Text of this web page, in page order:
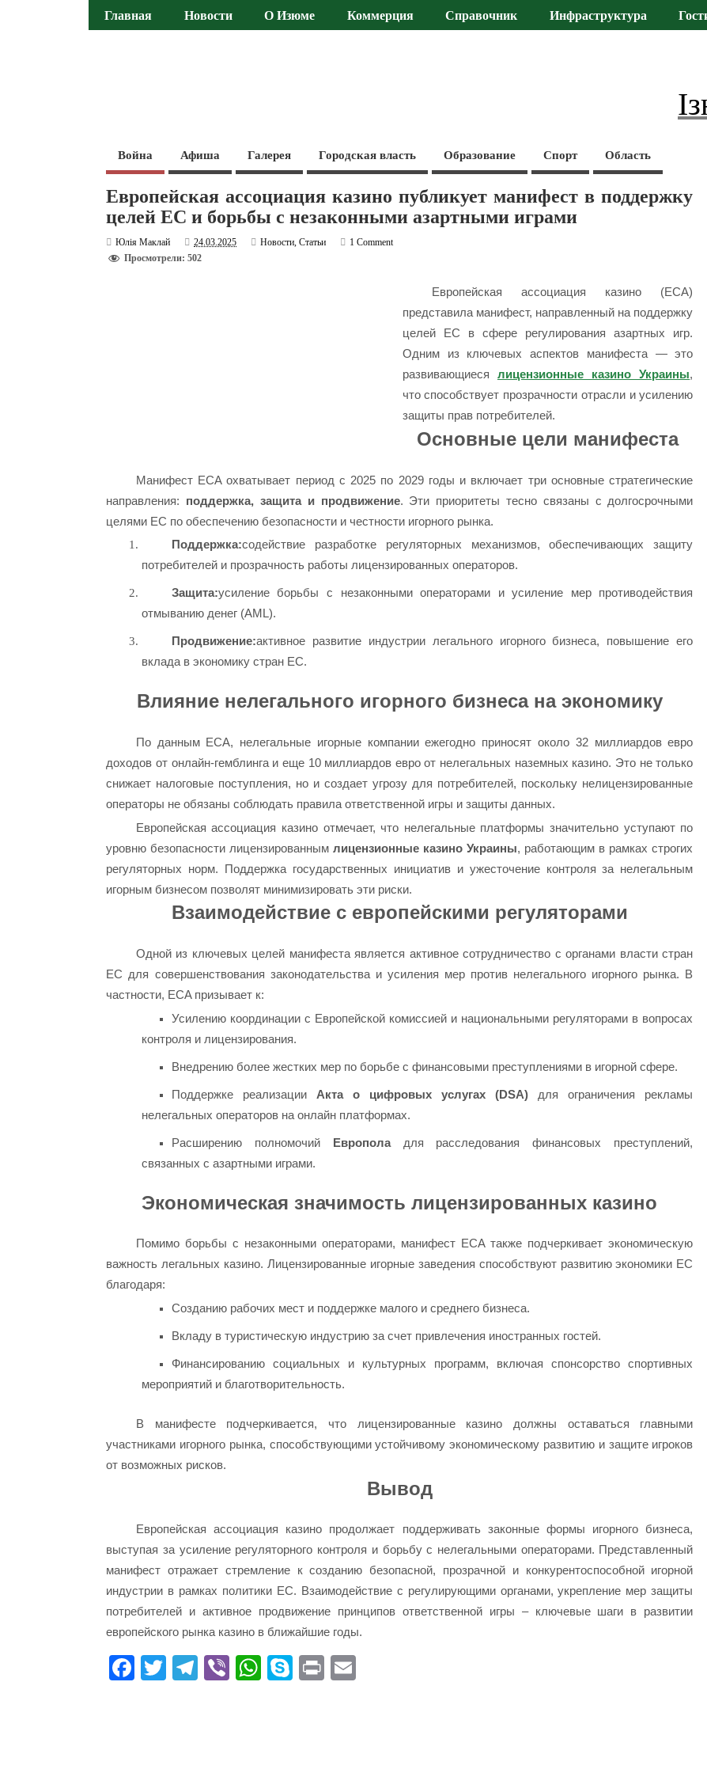
Главная Новости О Изюме Коммерция Справочник Инфраструктура
Война Афиша Галерея Городская власть Образование Спорт Область
Европейская ассоциация казино публикует манифест в поддержку
целей ЕС и борьбы с незаконными азартными играми
Юлія Маклай 24.03.2025 Новости,Статьи
1 Comment
Просмотрели: 502
Европейская ассоциация казино (ECA)
представила манифест, направленный на поддержку
целей ЕС в сфере регулирования азартных игр.
Одним из ключевых аспектов манифеста — это
развивающиеся лицензионные казино Украины,
что способствует прозрачности отрасли и усилению
защиты прав потребителей.
Основные цели манифеста
Манифест ECA охватывает период с 2025 по 2029 годы и включает три основные стратегические
направления: поддержка, защита и продвижение. Эти приоритеты тесно связаны с долгосрочными
целями ЕС по обеспечению безопасности и честности игорного рынка.
Поддержка:содействие разработке регуляторных механизмов, обеспечивающих защиту
потребителей и прозрачность работы лицензированных операторов.
Защита:усиление борьбы с незаконными операторами и усиление мер противодействия
отмыванию денег (AML).
Продвижение:активное развитие индустрии легального игорного бизнеса, повышение его
вклада в экономику стран ЕС.
Влияние нелегального игорного бизнеса на экономику
По данным ECA, нелегальные игорные компании ежегодно приносят около 32 миллиардов евро
доходов от онлайн-гемблинга и еще 10 миллиардов евро от нелегальных наземных казино. Это не только
снижает налоговые поступления, но и создает угрозу для потребителей, поскольку нелицензированные
операторы не обязаны соблюдать правила ответственной игры и защиты данных.
Европейская ассоциация казино отмечает, что нелегальные платформы значительно уступают по
уровню безопасности лицензированнымлицензионные казиноУкраины, работающим в рамках строгих
регуляторных норм. Поддержка государственных инициатив и ужесточение контроля за нелегальным
игорным бизнесом позволят минимизировать эти риски.
Взаимодействие с европейскими регуляторами
Одной из ключевых целей манифеста является активное сотрудничество с органами власти стран
ЕС для совершенствования законодательства и усиления мер против нелегального игорного рынка. В
частности, ECA призывает к:
Усилению координации с Европейской комиссией и национальными регуляторами в вопросах
контроля и лицензирования.
Внедрению более жестких мер по борьбе с финансовыми преступлениями в игорной сфере.
Поддержке реализации Акта о цифровых услугах (DSA)
для ограничения рекламы
нелегальных операторов на онлайн платформах.
Расширению полномочий Европоладля расследования финансовых преступлений,
связанных с азартными играми.
Экономическая значимость лицензированных казино
Помимо борьбы с незаконными операторами, манифест ECA также подчеркивает экономическую
важность легальных казино. Лицензированные игорные заведения способствуют развитию экономики ЕС
благодаря:
Созданию рабочих мест и поддержке малого и среднего бизнеса.
Вкладу в туристическую индустрию за счет привлечения иностранных гостей.
Финансированию социальных и культурных программ, включая спонсорство спортивных
мероприятий и благотворительность.
В манифесте подчеркивается, что лицензированные казино должны оставаться главными
участниками игорного рынка, способствующими устойчивому экономическому развитию и защите игроков
от возможных рисков.
Вывод
Европейская ассоциация казино продолжает поддерживать законные формы игорного бизнеса,
выступая за усиление регуляторного контроля и борьбу с нелегальными операторами. Представленный
манифест отражает стремление к созданию безопасной, прозрачной и конкурентоспособной игорной
индустрии в рамках политики ЕС. Взаимодействие с регулирующими органами, укрепление мер защиты
потребителей и активное продвижение принципов ответственной игры – ключевые шаги в развитии
европейского рынка казино в ближайшие годы.
Fa T
Te Vi
W
S
Pr